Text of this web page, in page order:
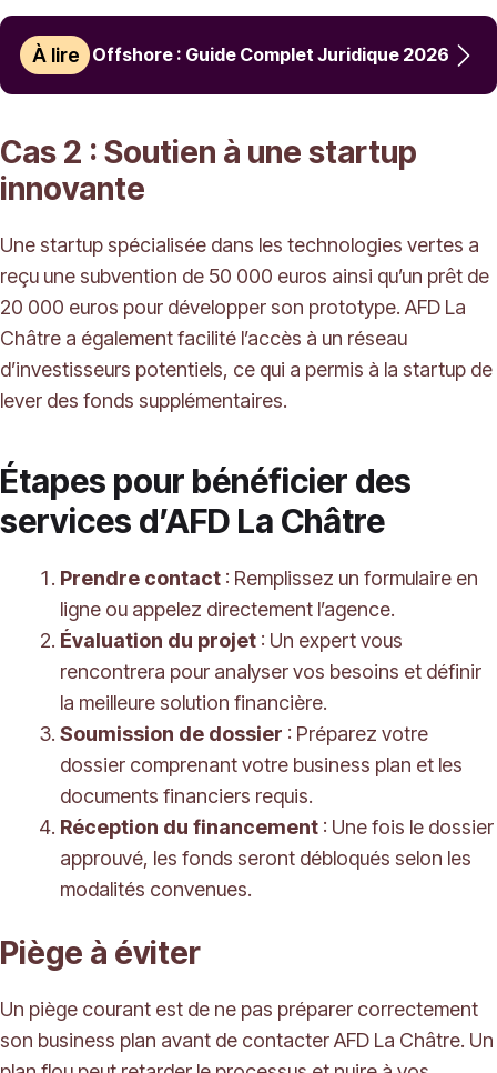
À lire Offshore : Guide Complet Juridique 2026
Cas 2 : Soutien à une startup
innovante
Une startup spécialisée dans les technologies vertes a
reçu une subvention de 50 000 euros ainsi qu’un prêt de
20 000 euros pour développer son prototype. AFD La
Châtre a également facilité l’accès à un réseau
d’investisseurs potentiels, ce qui a permis à la startup de
lever des fonds supplémentaires.
Étapes pour bénéficier des
services d’AFD La Châtre
Prendre contact : Remplissez un formulaire en
ligne ou appelez directement l’agence.
Évaluation du projet : Un expert vous
rencontrera pour analyser vos besoins et définir
la meilleure solution financière.
Soumission de dossier : Préparez votre
dossier comprenant votre business plan et les
documents financiers requis.
Réception du financement : Une fois le dossier
approuvé, les fonds seront débloqués selon les
modalités convenues.
Piège à éviter
Un piège courant est de ne pas préparer correctement
son business plan avant de contacter AFD La Châtre. Un